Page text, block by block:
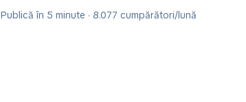
Publică în 5 minute · 8.077 cumpărători/lună